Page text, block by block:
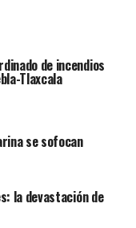
de incendios
Tlaxcala
se sofocan
la devastación de